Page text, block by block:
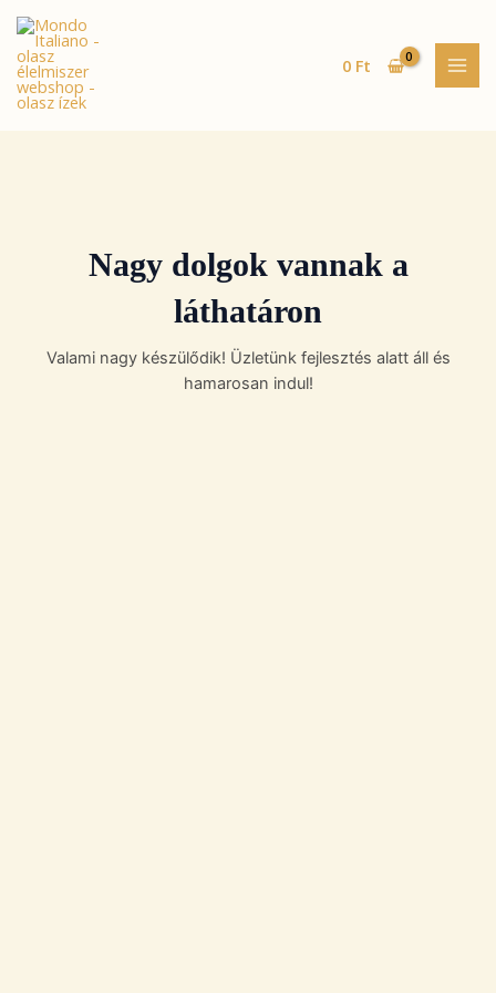
Skip
content
0 Ft
Nagy dolgok vannak a
láthatáron
Valami nagy készülődik! Üzletünk fejlesztés alatt áll és
hamarosan indul!